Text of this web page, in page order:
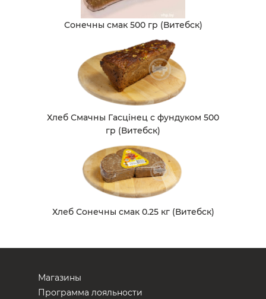
Сонечны смак 500 гр (Витебск)
Хлеб Смачны Гасцiнец с фундуком 500
гр (Витебск)
Хлеб Сонечны смак 0.25 кг (Витебск)
Магазины
Программа лояльности